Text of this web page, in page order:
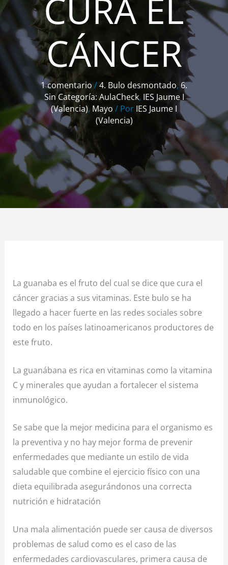
CURA EL
CÁNCER
1 comentario /4. Bulo desmontado, 6.
Sin Categoría: AulaCheck, IES Jaume I
(Valencia), Mayo / Por IES Jaume I
(Valencia)
La guanaba es el fruto del cual se dice que cura el
cáncer gracias a sus vitaminas. Este bulo se ha
llegado a hacer fuerte en las redes sociales sobre
todo en los países latinoamericanos productores de
este fruto.
La guanábana es rica en vitaminas como la vitamina
C y minerales que ayudan a fortalecer el sistema
inmunológico.
Se sabe que la mejor medicina para el organismo es
la preventiva y no hay mejor forma de prevenir
enfermedades que mediante un estilo de vida
saludable que combine el ejercicio físico con una
dieta equilibrada asegurándonos una correcta
nutrición e hidratación
Una mala alimentación puede ser causa de diversos
problemas de salud como es el caso de las
enfermedades cardiovasculares, primera causa de